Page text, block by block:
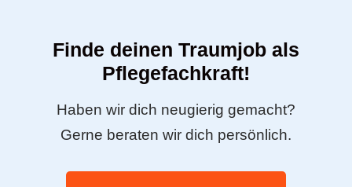
Finde deinen Traumjob als
Pflegefachkraft!
Haben wir dich neugierig gemacht?
Gerne beraten wir dich persönlich.